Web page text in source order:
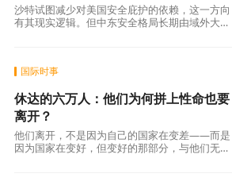
沙特试图减少对美国安全庇护的依赖，这一方向
有其现实逻辑。但中东安全格局长期由域外大国
非终局。
国际时事
休达的六万人：他们为何拼上性命也要
离开？
他们离开，不是因为自己的国家在变差——而是
因为国家在变好，但变好的那部分，与他们无